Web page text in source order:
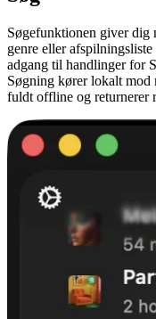
Søgefunktionen giver dig
genre eller
adgang til handlinger for
Søgning kører lokalt mod
fuldt offline og returnerer